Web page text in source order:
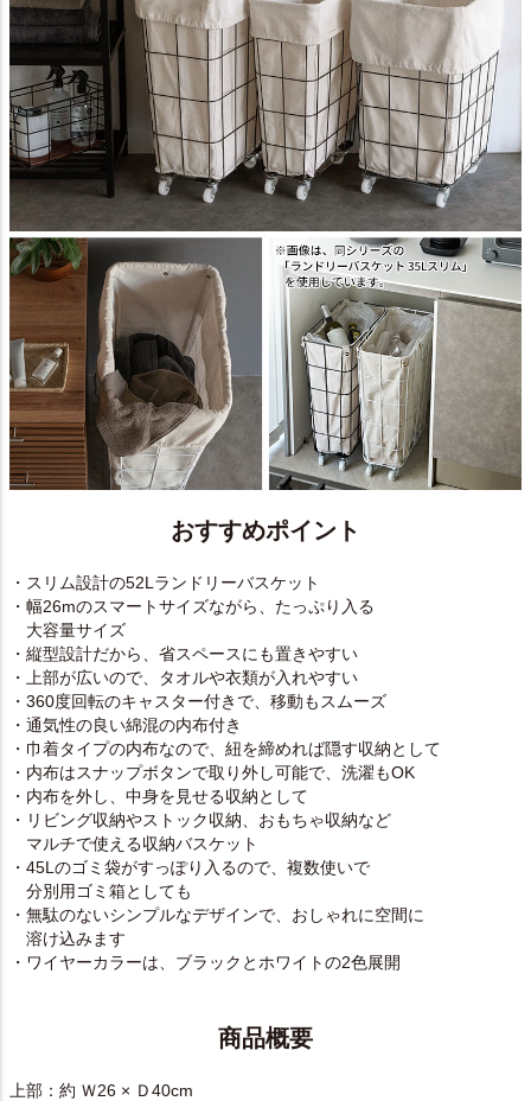
おすすめポイント
・スリム設計の52Lランドリーバスケット
・幅26mのスマートサイズながら、たっぷり入る
大容量サイズ
・縦型設計だから、省スペースにも置きやすい
・上部が広いので、タオルや衣類が入れやすい
・360度回転のキャスター付きで、移動もスムーズ
・通気性の良い綿混の内布付き
・巾着タイプの内布なので、紐を締めれば隠す収納として
・内布はスナップボタンで取り外し可能で、洗濯もOK
・内布を外し、中身を見せる収納として
・リビング収納やストック収納、おもちゃ収納など
マルチで使える収納バスケット
・45Lのゴミ袋がすっぽり入るので、複数使いで
分別用ゴミ箱としても
・無駄のないシンプルなデザインで、おしゃれに空間に
溶け込みます
・ワイヤーカラーは、ブラックとホワイトの2色展開
商品概要
上部：約 Ｗ26 × Ｄ40cm